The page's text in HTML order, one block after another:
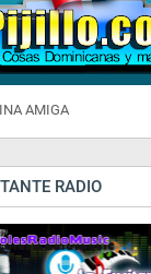
AMIGA
RADIO